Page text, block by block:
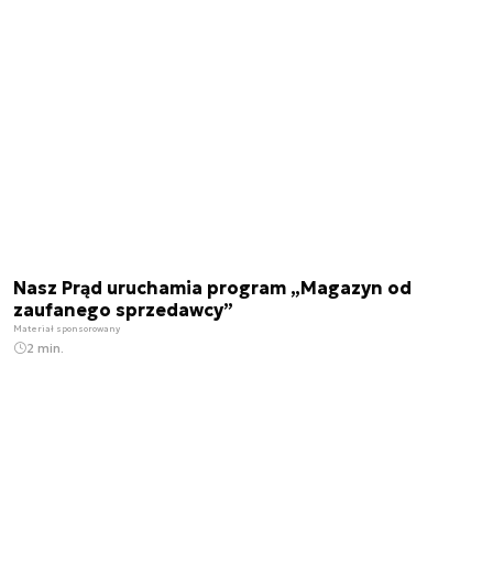
Nasz Prąd uruchamia program „Magazyn od
zaufanego sprzedawcy”
Materiał sponsorowany
2 min.